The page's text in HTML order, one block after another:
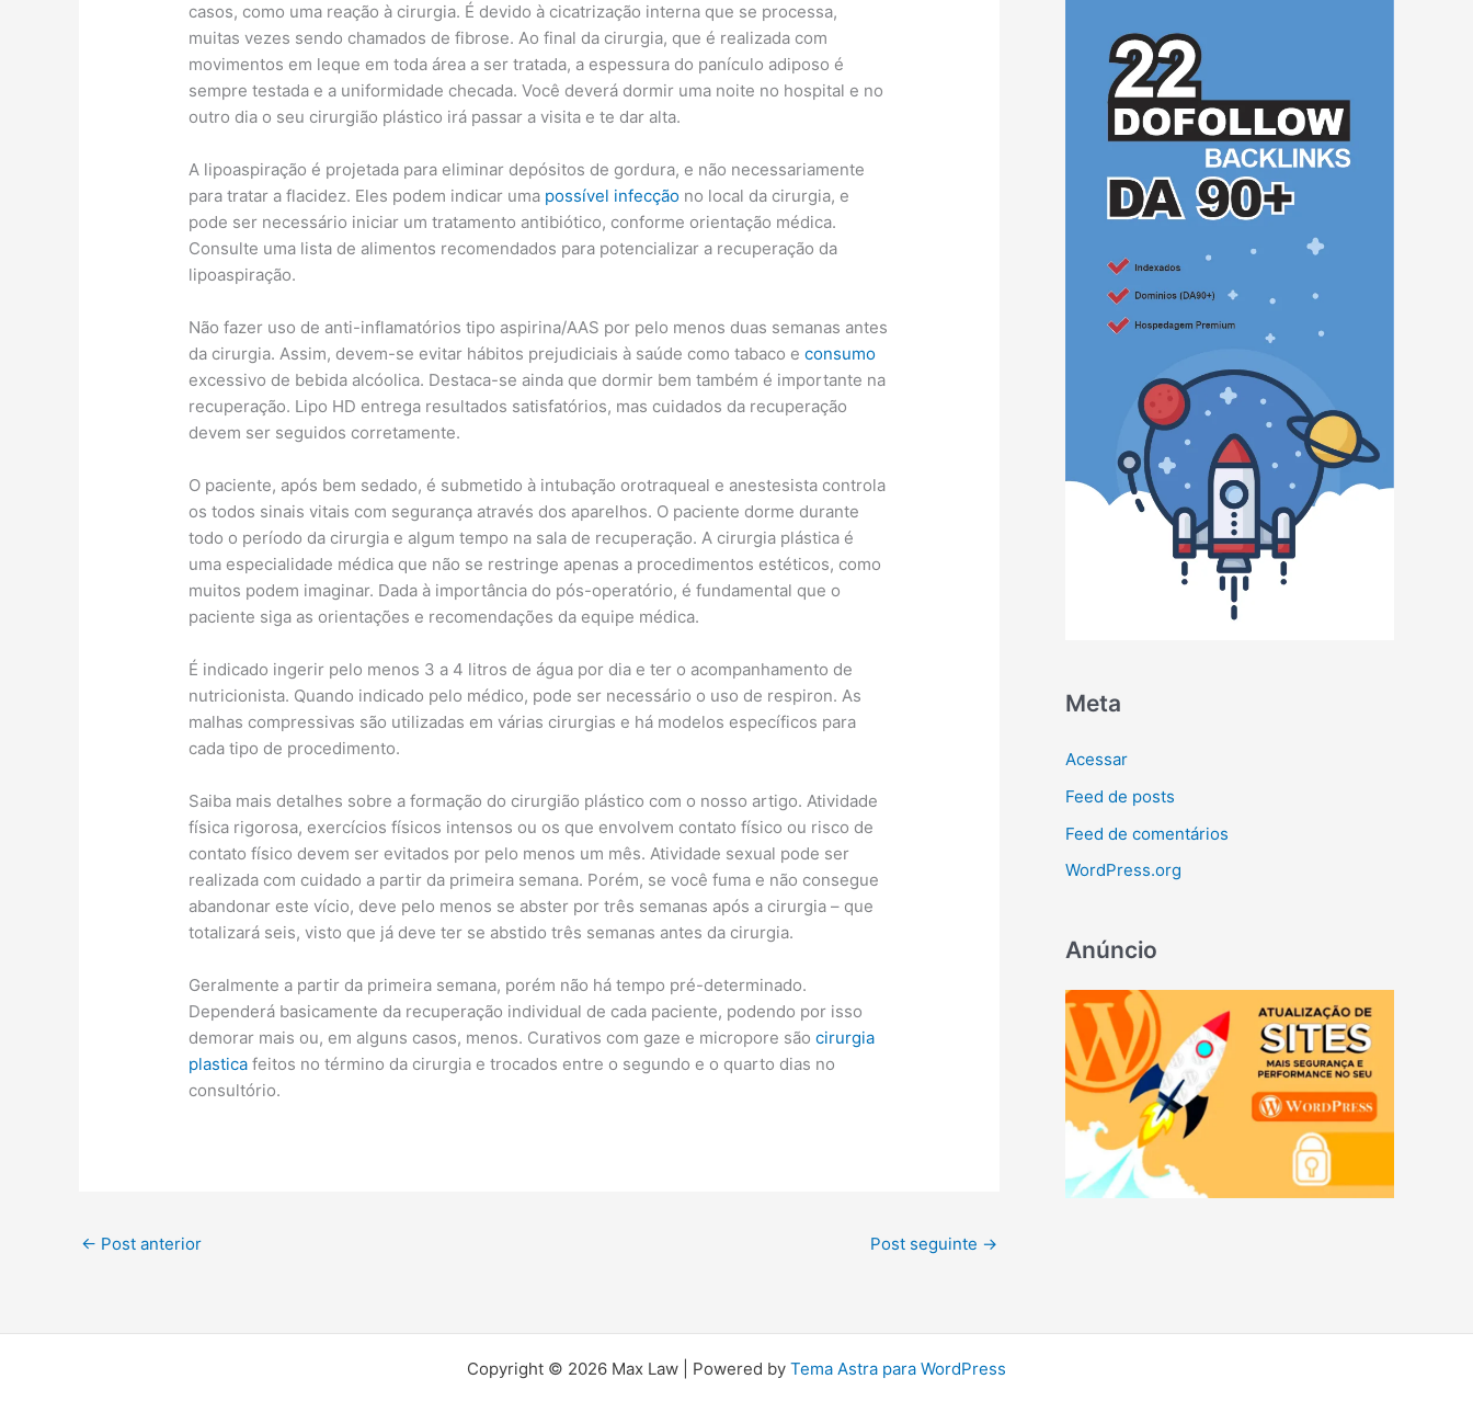
casos, como uma reação à cirurgia. É devido à cicatrização interna que se processa,
muitas vezes sendo chamados de fibrose. Ao final da cirurgia, que é realizada com
movimentos em leque em toda área a ser tratada, a espessura do panículo adiposo é
sempre testada e a uniformidade checada. Você deverá dormir uma noite no hospital e no
outro dia o seu cirurgião plástico irá passar a visita e te dar alta.
A lipoaspiração é projetada para eliminar depósitos de gordura, e não necessariamente
para tratar a flacidez. Eles podem indicar uma possível infecção no local da cirurgia, e
pode ser necessário iniciar um tratamento antibiótico, conforme orientação médica.
Consulte uma lista de alimentos recomendados para potencializar a recuperação da
lipoaspiração.
Não fazer uso de anti-inflamatórios tipo aspirina/AAS por pelo menos duas semanas antes
da cirurgia. Assim, devem-se evitar hábitos prejudiciais à saúde como tabaco econsumo
excessivo de bebida alcóolica. Destaca-se ainda que dormir bem também é importante na
recuperação. Lipo HD entrega resultados satisfatórios, mas cuidados da recuperação
devem ser seguidos corretamente.
O paciente, após bem sedado, é submetido à intubação orotraqueal e anestesista controla
os todos sinais vitais com segurança através dos aparelhos. O paciente dorme durante
todo o período da cirurgia e algum tempo na sala de recuperação. A cirurgia plástica é
uma especialidade médica que não se restringe apenas a procedimentos estéticos, como
muitos podem imaginar. Dada à importância do pós-operatório, é fundamental que o
paciente siga as orientações e recomendações da equipe médica.
É indicado ingerir pelo menos 3 a 4 litros de água por dia e ter o acompanhamento de
nutricionista. Quando indicado pelo médico, pode ser necessário o uso de respiron. As
malhas compressivas são utilizadas em várias cirurgias e há modelos específicos para
cada tipo de procedimento.
Saiba mais detalhes sobre a formação do cirurgião plástico com o nosso artigo. Atividade
física rigorosa, exercícios físicos intensos ou os que envolvem contato físico ou risco de
contato físico devem ser evitados por pelo menos um mês. Atividade sexual pode ser
realizada com cuidado a partir da primeira semana. Porém, se você fuma e não consegue
abandonar este vício, deve pelo menos se abster por três semanas após a cirurgia – que
totalizará seis, visto que já deve ter se abstido três semanas antes da cirurgia.
Geralmente a partir da primeira semana, porém não há tempo pré-determinado.
Dependerá basicamente da recuperação individual de cada paciente, podendo por isso
demorar mais ou, em alguns casos, menos. Curativos com gaze e micropore sãocirurgia
plastica feitos no término da cirurgia e trocados entre o segundo e o quarto dias no
consultório.
← Post anterior Post seguinte →
Meta
Acessar
Feed de posts
Feed de comentários
WordPress.org
Anúncio
Copyright © 2026 Max Law | Powered by Tema Astra para WordPress